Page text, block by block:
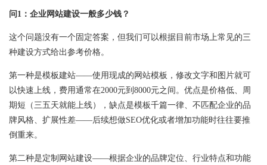
问1：企业网站建设一般多少钱？
这个问题没有一个固定答案，但我们可以根据目前市场上常见的三
种建设方式给出参考价格。
第一种是模板建站——使用现成的网站模板，修改文字和图片就可
以快速上线，费用通常在2000元到8000元之间。优点是价格低、周
期短（三五天就能上线），缺点是模板千篇一律、不匹配企业的品
牌风格、扩展性差——后续想做SEO优化或者增加功能时往往要推
倒重来。
第二种是定制网站建设——根据企业的品牌定位、行业特点和功能